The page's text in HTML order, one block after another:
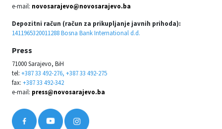
e-mail: novosarajevo@novosarajevo.ba
Depozitni račun (račun za prikupljanje javnih prihoda):
1411965320011288 Bosna Bank International d.d.
Press
71000 Sarajevo, BiH
tel: +387 33 492-276, +387 33 492-275
fax: +387 33 492-342
e-mail: press@novosarajevo.ba